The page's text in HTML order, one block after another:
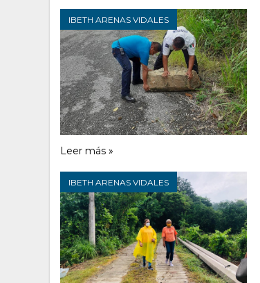
IBETH ARENAS VIDALES
Leer más »
IBETH ARENAS VIDALES